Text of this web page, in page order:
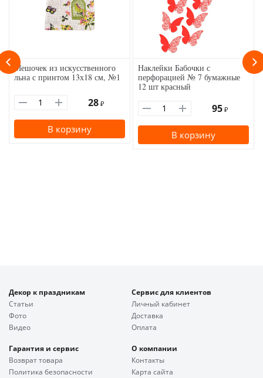
Мешочек из искусственного
льна с принтом 13х18 см, №1
28 ₽
В корзину
Наклейки Бабочки с
перфорацией № 7 бумажные
12 шт красный
95 ₽
В корзину
Декор к праздникам
Статьи
Фото
Видео
Сервис для клиентов
Личный кабинет
Доставка
Оплата
Гарантия и сервис
Возврат товара
Политика безопасности
О компании
Контакты
Карта сайта